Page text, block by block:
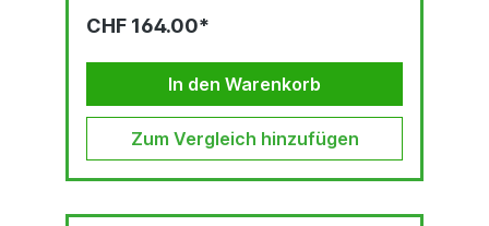
WerkzeuggehäuseGEWICHT: 1.60 kg
CHF 164.00*
In den Warenkorb
Zum Vergleich hinzufügen